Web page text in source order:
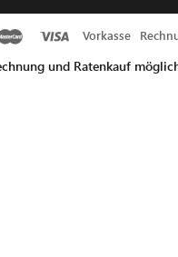
Vorkasse
und Ratenkauf